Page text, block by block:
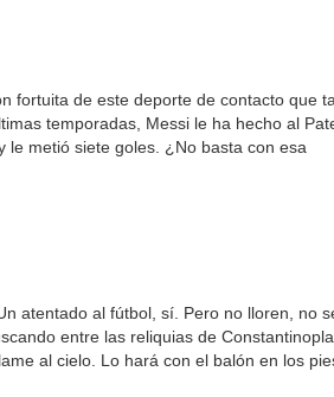
fortuita de este deporte de contacto que
temporadas, Messi le ha hecho al
le metió siete goles. ¿No basta con esa
atentado al fútbol, sí. Pero no lloren, no
entre las reliquias de
al cielo. Lo hará con el balón en los